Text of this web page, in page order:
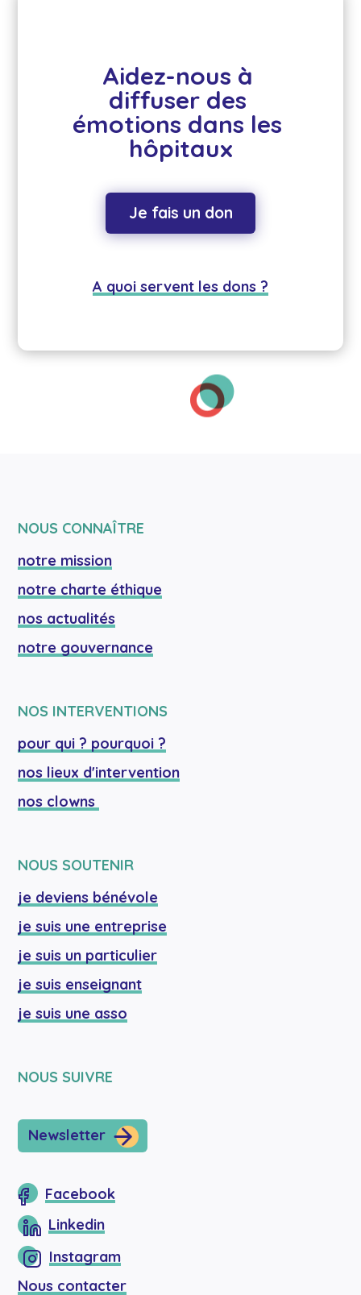
Aidez-nous à
diffuser des
émotions dans les
hôpitaux
Je fais un don
A quoi servent les dons ?
NOUS CONNAÎTRE
notre mission
notre charte éthique
nos actualités
notre gouvernance
NOS INTERVENTIONS
pour qui ? pourquoi ?
nos lieux d'intervention
nos clowns
NOUS SOUTENIR
je deviens bénévole
je suis une entreprise
je suis un particulier
je suis enseignant
je suis une asso
NOUS SUIVRE
Newsletter
Facebook
Linkedin
Instagram
Nous contacter